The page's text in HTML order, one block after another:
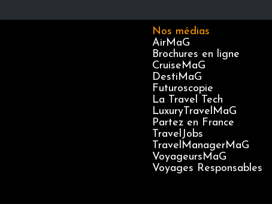
Nos médias
AirMaG
Brochures en ligne
CruiseMaG
DestiMaG
Futuroscopie
La Travel Tech
LuxuryTravelMaG
Partez en France
TravelJobs
TravelManagerMaG
VoyageursMaG
Voyages Responsables